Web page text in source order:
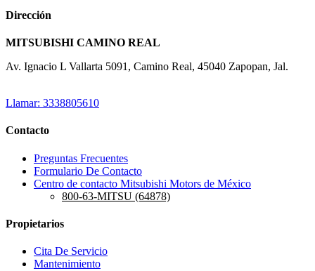
Dirección
MITSUBISHI CAMINO REAL
Av. Ignacio L Vallarta 5091, Camino Real, 45040 Zapopan, Jal.
Llamar: 3338805610
Contacto
Preguntas Frecuentes
Formulario De Contacto
Centro de contacto Mitsubishi Motors de México
800-63-MITSU (64878)
Propietarios
Cita De Servicio
Mantenimiento